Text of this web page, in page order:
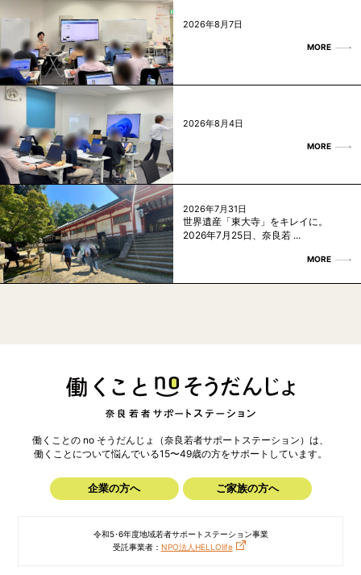
2026年8月7日
MORE
2026年8月4日
MORE
2026年7月31日
世界遺産「東大寺」をキレイに。
2026年7月25日、奈良若 ...
MORE
働くことの no そうだんじょ（奈良若者サポートステーション）は、
働くことについて悩んでいる15〜49歳の方をサポートしています。
企業の方へ ご家族の方へ
令和5･6年度地域若者サポートステーション事業
受託事業者： NPO法人HELLOlife